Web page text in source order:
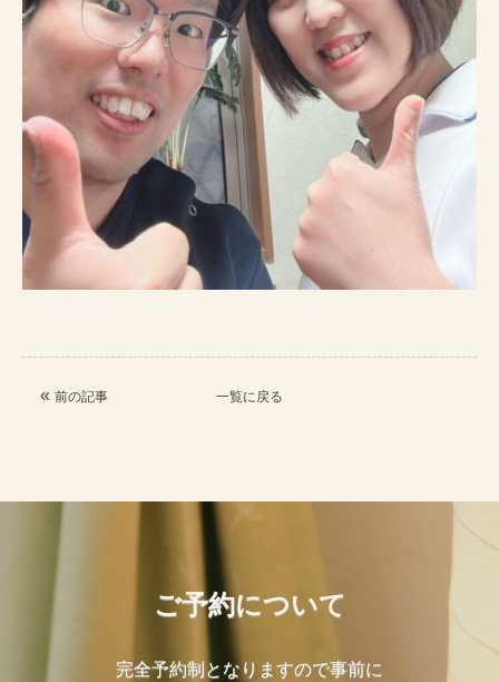
«前の記事 一覧に戻る
ご予約について
完全予約制となりますので事前に